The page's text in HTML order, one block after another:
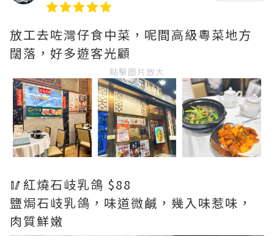
放工去咗灣仔食中菜，呢間高級粵菜地方
闊落，好多遊客光顧
點擊圖片放大
🥢紅燒石岐乳鴿 $88
鹽焗石岐乳鴿，味道微鹹，幾入味惹味，
肉質鮮嫩